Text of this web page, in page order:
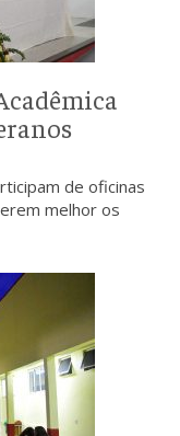
de oficinas
melhor os